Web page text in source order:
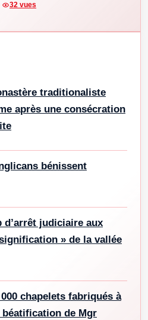
32 vues
traditionaliste
après une consécration
bénissent
d’arrêt judiciaire aux
» de la vallée
chapelets fabriqués à
de Mgr